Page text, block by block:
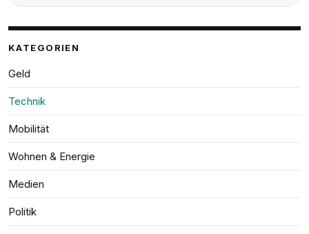
t
r
a
t
i
v
e
KATEGORIEN
Geld
Technik
Mobilität
Wohnen & Energie
Medien
Politik